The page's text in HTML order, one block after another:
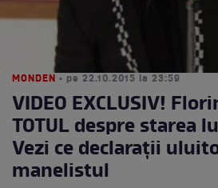
MONDEN • pe 22.10.2015 la 23:59
VIDEO EXCLUSIV!
TOTUL despre starea
Vezi ce declarații
manelistul